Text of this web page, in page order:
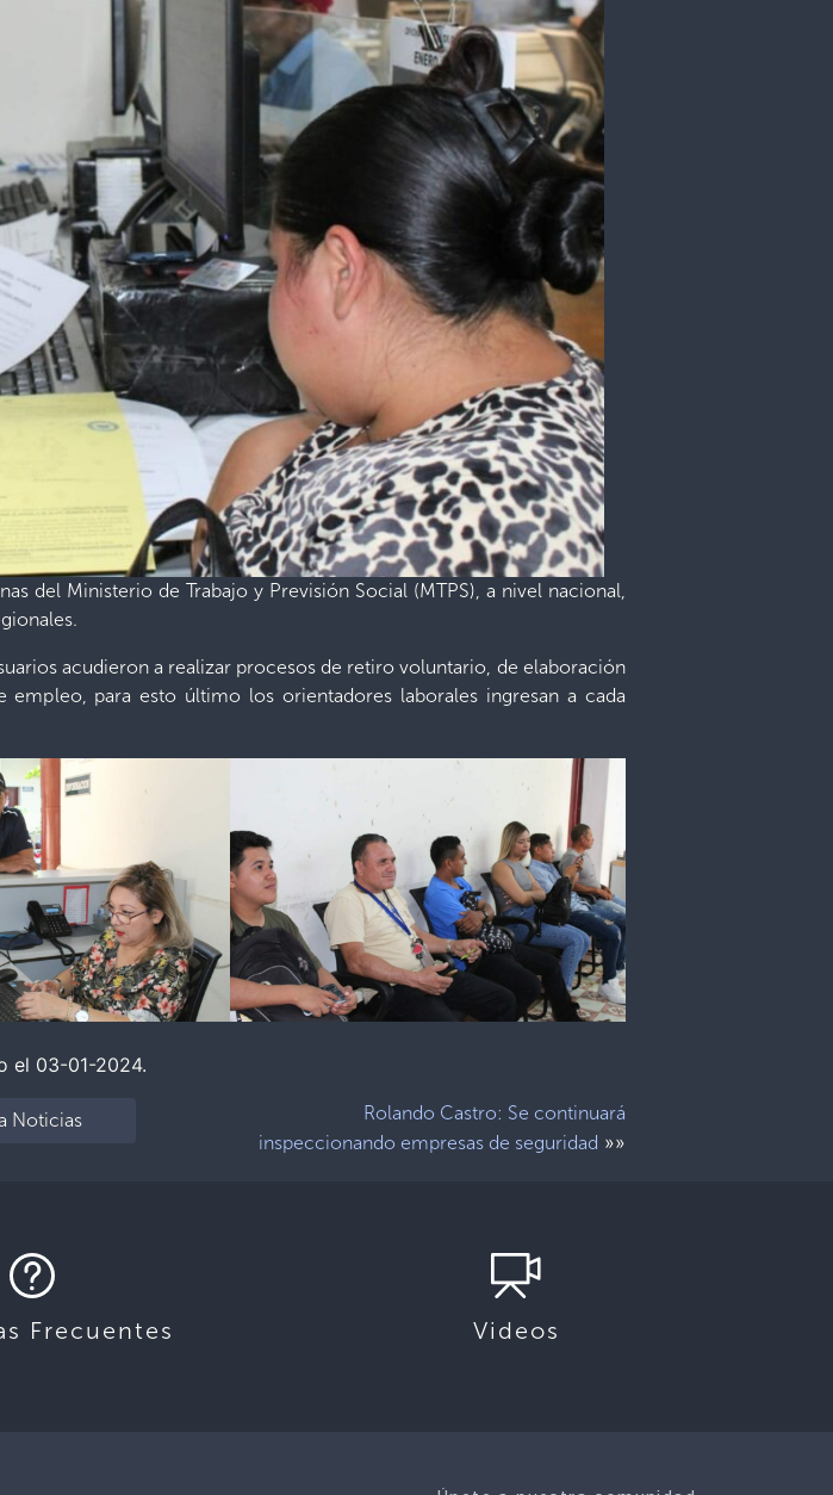
del Ministerio de Trabajo y Previsión Social (MTPS), a nivel nacional,
acudieron a realizar procesos de retiro voluntario, de elaboración
para esto último los orientadores laborales ingresan a cada
el 03-01-2024.
Noticias
Rolando Castro: Se continuará
inspeccionando empresas de seguridad »»
Frecuentes Videos